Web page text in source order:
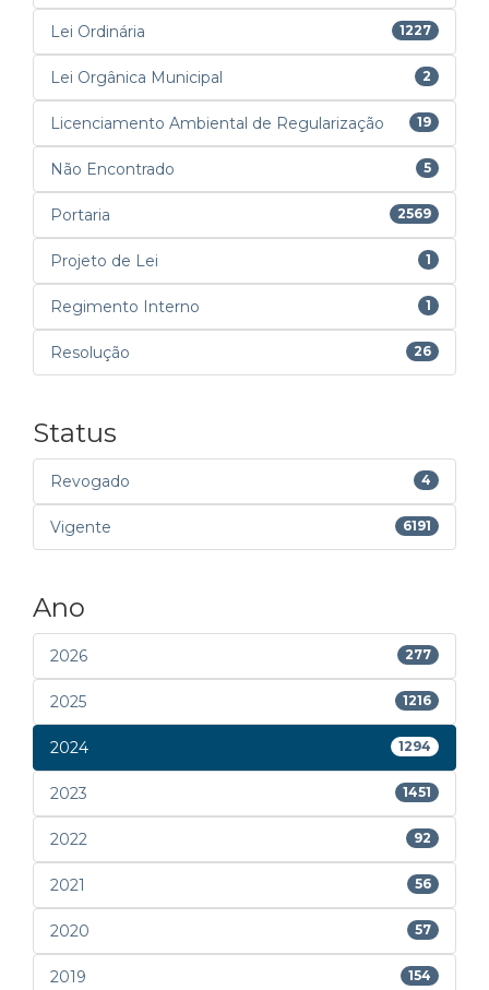
Lei Ordinária 1227
Lei Orgânica Municipal 2
Licenciamento Ambiental de Regularização 19
Não Encontrado 5
Portaria 2569
Projeto de Lei 1
Regimento Interno 1
Resolução 26
Status
Revogado 4
Vigente 6191
Ano
2026 277
2025 1216
2024 1294
2023 1451
2022 92
2021 56
2020 57
2019 154